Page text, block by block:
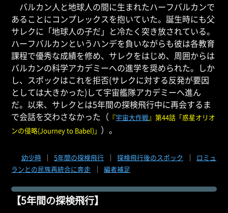
バルカン人と地球人の間に生まれたハーフバルカンで
あることにコンプレックスを抱いていた。誕生時にも父
サレクに「地球人の子だ」と冷たく突き放されている。
ハーフバルカンというハンデを負いながらも彼は各教育
課程で優秀な成績を修め、サレクをはじめ、周囲からは
バルカンの科学アカデミーへの進学を奨められた。しか
し、スポックはこれを拒否(サレクに対する反発が要因
としては大きかった)して宇宙艦隊アカデミーへ進ん
だ。以来、サレクとは5年間の探検飛行中に再会するま
で会話を交わさなかった（ 『宇宙大作戦』第44話「惑星オリオ
ンの侵略(Journey to Babel)」 ）。
幼少時 ｜ 5年間の探検飛行 ｜ 探検飛行後のスポック ｜
ロミュ
ランとの民族再統合に奔走
｜ 編者補足
【5年間の探検飛行】